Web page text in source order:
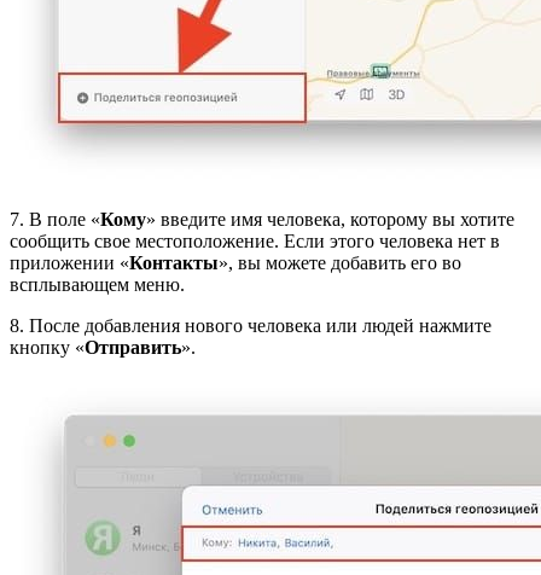
7. В поле «Кому» введите имя человека, которому вы хотите
сообщить свое местоположение. Если этого человека нет в
приложении «Контакты», вы можете добавить его во
всплывающем меню.
8. После добавления нового человека или людей нажмите
кнопку «Отправить».